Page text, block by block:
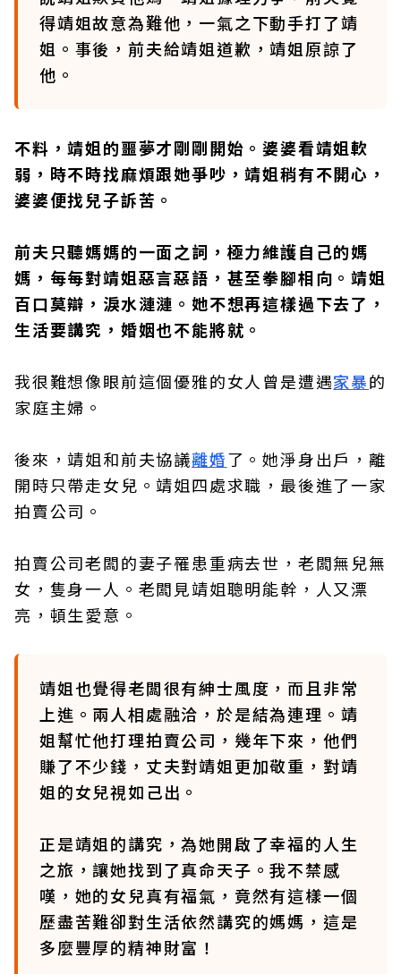
得靖姐故意為難他，一氣之下動手打了靖
姐。事後，前夫給靖姐道歉，靖姐原諒了
他。
不料，靖姐的噩夢才剛剛開始。婆婆看靖姐軟
弱，時不時找麻煩跟她爭吵，靖姐稍有不開心，
婆婆便找兒子訴苦。
前夫只聽媽媽的一面之詞，極力維護自己的媽
媽，每每對靖姐惡言惡語，甚至拳腳相向。靖姐
百口莫辯，淚水漣漣。她不想再這樣過下去了，
生活要講究，婚姻也不能將就。
我很難想像眼前這個優雅的女人曾是遭遇家暴的
家庭主婦。
後來，靖姐和前夫協議離婚了。她淨身出戶，離
開時只帶走女兒。靖姐四處求職，最後進了一家
拍賣公司。
拍賣公司老闆的妻子罹患重病去世，老闆無兒無
女，隻身一人。老闆見靖姐聰明能幹，人又漂
亮，頓生愛意。
靖姐也覺得老闆很有紳士風度，而且非常
上進。兩人相處融洽，於是結為連理。靖
姐幫忙他打理拍賣公司，幾年下來，他們
賺了不少錢，丈夫對靖姐更加敬重，對靖
姐的女兒視如己出。
正是靖姐的講究，為她開啟了幸福的人生
之旅，讓她找到了真命天子。我不禁感
嘆，她的女兒真有福氣，竟然有這樣一個
歷盡苦難卻對生活依然講究的媽媽，這是
多麼豐厚的精神財富！